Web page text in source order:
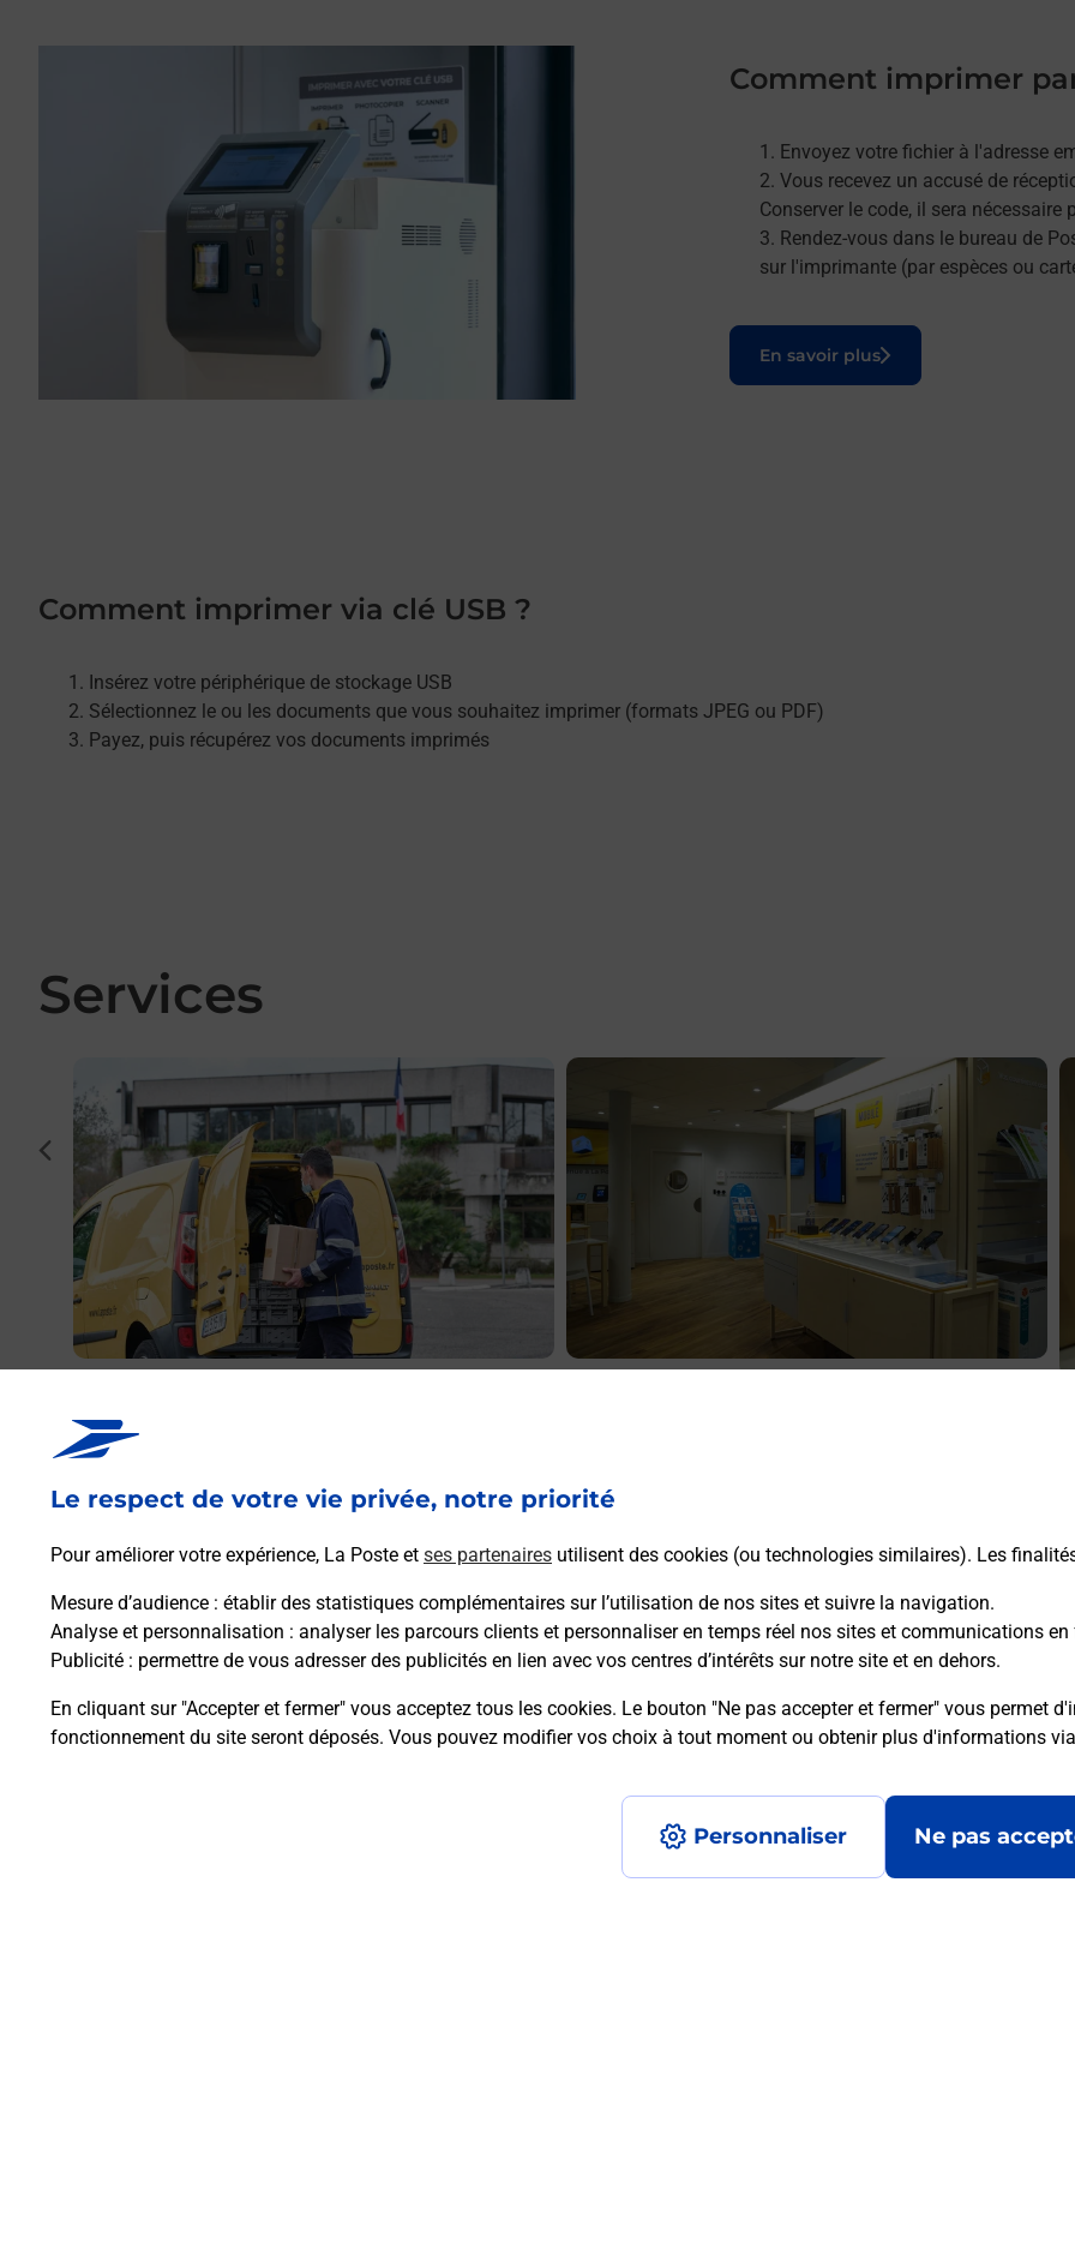
Le respect de votre vie privée, notre priorité
Pour améliorer votre expérience, La Poste et ses partenaires utilisent des cookies (ou technologies similaires). Les
Mesure d’audience : établir des statistiques complémentaires sur l’utilisation de nos sites et suivre la navigation.
Analyse et personnalisation : analyser les parcours clients et personnaliser en temps réel nos sites et communications
Publicité : permettre de vous adresser des publicités en lien avec vos centres d’intérêts sur notre site et en dehors.
En cliquant sur "Accepter et fermer" vous acceptez tous les cookies. Le bouton "Ne pas accepter et fermer" vous permet
fonctionnement du site seront déposés. Vous pouvez modifier vos choix à tout moment ou obtenir plus d'informations via
Personnaliser Ne pas
Comment imprimer
Envoyez votre fichier à l'adresse
Vous recevez un accusé de
Conserver le code, il sera
Rendez-vous dans le bureau de
sur l'imprimante (par espèces ou
En savoir plus
Le lien s'ouvre dans un nouvel onglet
Comment imprimer via clé USB ?
Insérez votre périphérique de stockage USB
Sélectionnez le ou les documents que vous souhaitez imprimer (formats JPEG ou PDF)
Payez, puis récupérez vos documents imprimés
Services
et/ou
Vous souhaitez envoyer un colis depuis : BESANCON
proposées par La Poste.
En savoir plus
En savoir plus
dans vos bureaux de Poste à BESANCON CHAPRAIS
Questions fréquemment posées